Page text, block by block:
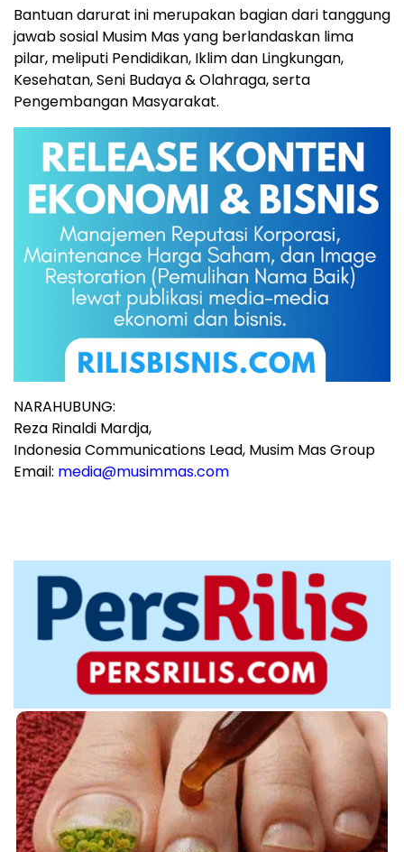
Bantuan darurat ini merupakan bagian dari tanggung
jawab sosial Musim Mas yang berlandaskan lima
pilar, meliputi Pendidikan, Iklim dan Lingkungan,
Kesehatan,Seni Budaya& Olahraga, serta
Pengembangan Masyarakat.
NARAHUBUNG:
Reza Rinaldi Mardja,
Indonesia Communications Lead, Musim Mas Group
Email: media@musimmas.com